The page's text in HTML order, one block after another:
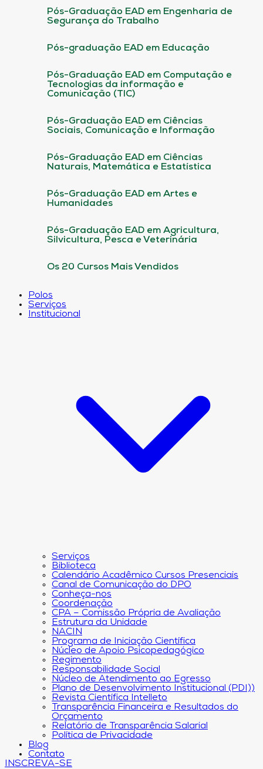
Pós-Graduação EAD em Engenharia de
Segurança do Trabalho
Pós-graduação EAD em Educação
Pós-Graduação EAD em Computação e
Tecnologias da informação e
Comunicação (TIC)
Pós-Graduação EAD em Ciências
Sociais, Comunicação e Informação
Pós-Graduação EAD em Ciências
Naturais, Matemática e Estatística
Pós-Graduação EAD em Artes e
Humanidades
Pós-Graduação EAD em Agricultura,
Silvicultura, Pesca e Veterinária
Os 20 Cursos Mais Vendidos
Polos
Serviços
Institucional
Serviços
Biblioteca
Calendário Acadêmico Cursos Presenciais
Canal de Comunicação do DPO
Conheça-nos
Coordenação
CPA – Comissão Própria de Avaliação
Estrutura da Unidade
NACIN
Programa de Iniciação Científica
Núcleo de Apoio Psicopedagógico
Regimento
Responsabilidade Social
Núcleo de Atendimento ao Egresso
Plano de Desenvolvimento Institucional (PDI))
Revista Científica Intelleto
Transparência Financeira e Resultados do
Orçamento
Relatório de Transparência Salarial
Política de Privacidade
Blog
Contato
INSCREVA-SE